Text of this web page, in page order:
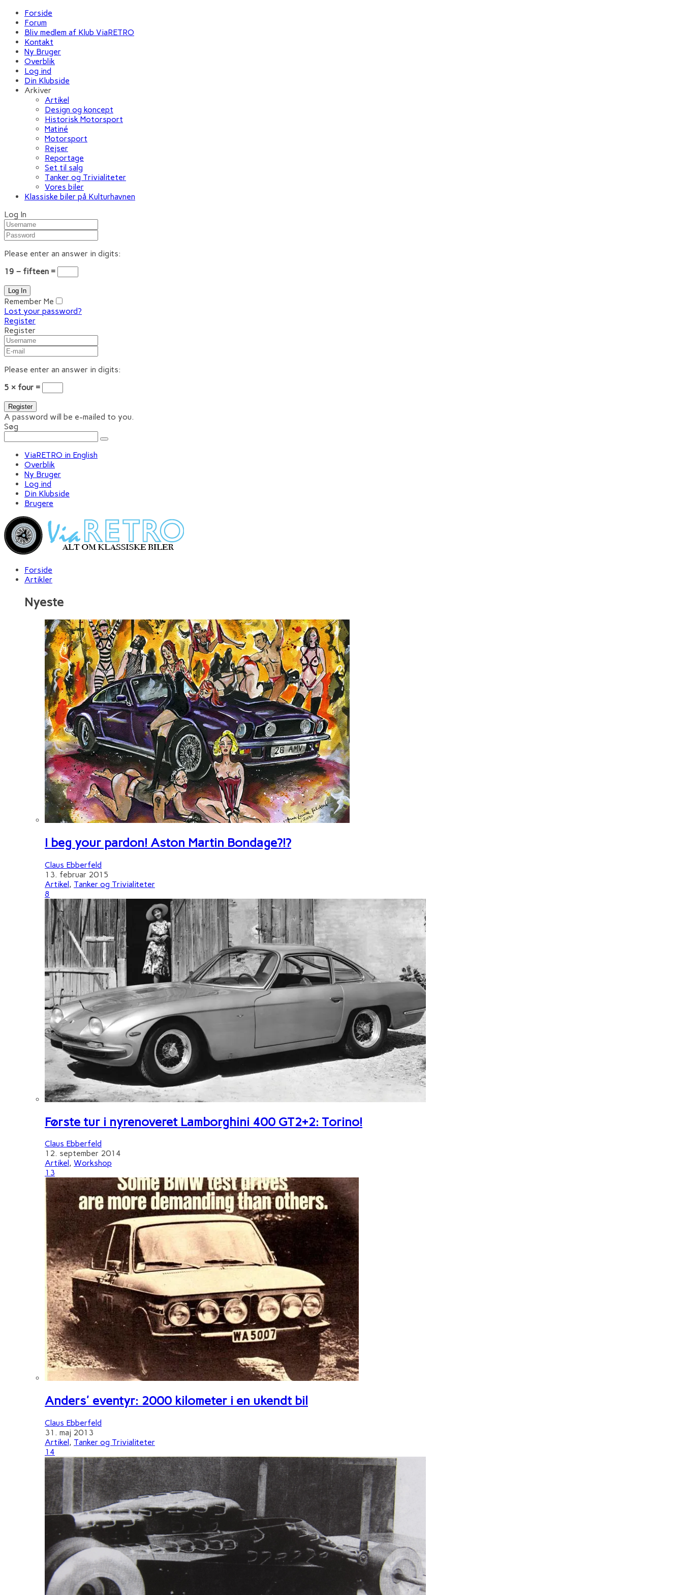
Forside
Forum
Bliv medlem af Klub ViaRETRO
Kontakt
Ny Bruger
Overblik
Log ind
Din Klubside
Arkiver
Artikel
Design og koncept
Historisk Motorsport
Matiné
Motorsport
Rejser
Reportage
Set til salg
Tanker og Trivialiteter
Vores biler
Klassiske biler på Kulturhavnen
Log In
Please enter an answer in digits:
19 − fifteen =
Remember Me
Lost your password?
Register
Register
Please enter an answer in digits:
5 × four =
A password will be e-mailed to you.
Søg
ViaRETRO in English
Overblik
Ny Bruger
Log ind
Din Klubside
Brugere
Forside
Artikler
Nyeste
I beg your pardon! Aston Martin Bondage?!?
Claus Ebberfeld
13. februar 2015
Artikel, Tanker og Trivialiteter
8
Første tur i nyrenoveret Lamborghini 400 GT2+2: Torino!
Claus Ebberfeld
12. september 2014
Artikel , Workshop
13
Anders' eventyr: 2000 kilometer i en ukendt bil
Claus Ebberfeld
31. maj 2013
Artikel , Tanker og Trivialiteter
14